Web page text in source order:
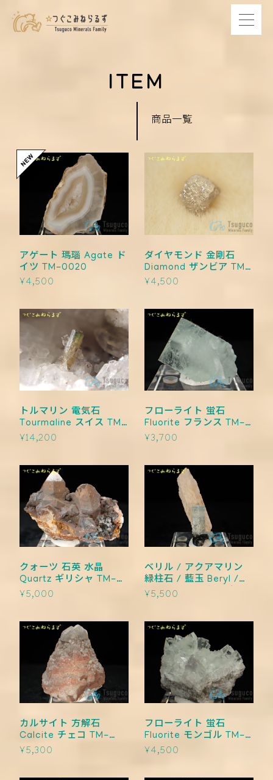
ITEM
商品一覧
アゲート 瑪瑙 Agate ド
イツ TM-0020
¥4,500
ダイヤモンド 金剛石
Diamond ザンビア TM-
0019
¥4,500
トルマリン 電気石
Tourmaline スイス TM-
0018
¥14,200
フローライト 蛍石
Fluorite フランス TM-
0017
¥3,700
クォーツ 石英 水晶
Quartz ギリシャ TM-
0016
¥5,000
ベリル / アクアマリン
緑柱石 / 藍玉 Beryl /
Aquamarine ナミビア
¥5,500
カルサイト 方解石
Calcite チェコ TM-
0014
¥5,300
フローライト 蛍石
Fluorite モンゴル TM-
0013
¥4,500